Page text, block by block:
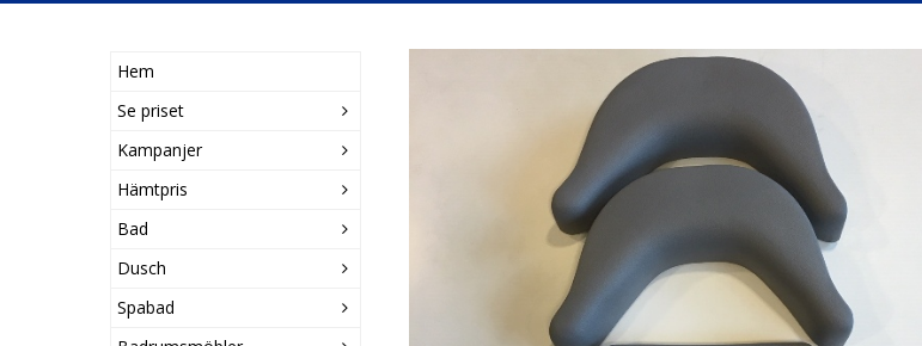
Hem
Se priset
Kampanjer
Hämtpris
Bad
Dusch
Spabad